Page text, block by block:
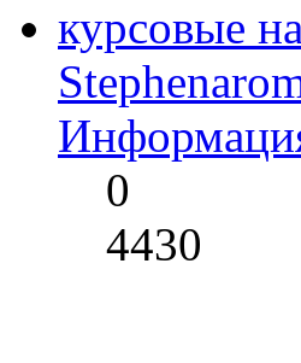
курсовые
0
4430